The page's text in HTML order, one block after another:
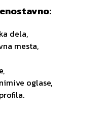
dela,
mesta,
oglase,